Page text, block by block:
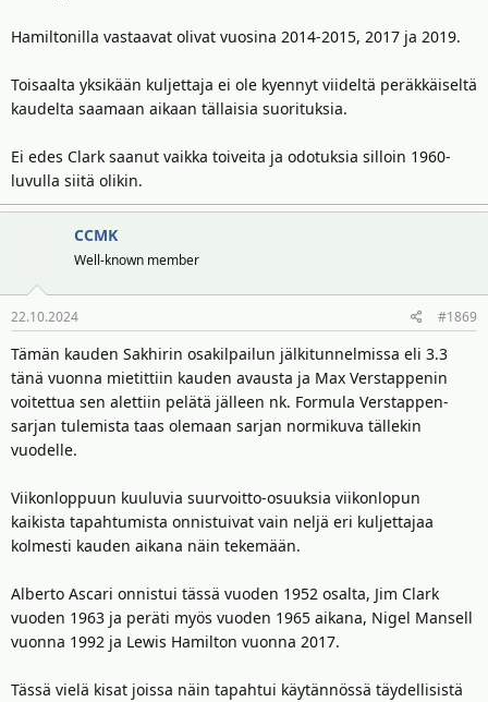
Hamiltonilla vastaavat olivat vuosina 2014-2015, 2017 ja 2019.
Toisaalta yksikään kuljettaja ei ole kyennyt viideltä peräkkäiseltä
kaudelta saamaan aikaan tällaisia suorituksia.
Ei edes Clark saanut vaikka toiveita ja odotuksia silloin 1960-
luvulla siitä olikin.
CCMK
Well-known member
22.10.2024 #1869
Tämän kauden Sakhirin osakilpailun jälkitunnelmissa eli 3.3
tänä vuonna mietittiin kauden avausta ja Max Verstappenin
voitettua sen alettiin pelätä jälleen nk. Formula Verstappen-
sarjan tulemista taas olemaan sarjan normikuva tällekin
vuodelle.
Viikonloppuun kuuluvia suurvoitto-osuuksia viikonlopun
kaikista tapahtumista onnistuivat vain neljä eri kuljettajaa
kolmesti kauden aikana näin tekemään.
Alberto Ascari onnistui tässä vuoden 1952 osalta, Jim Clark
vuoden 1963 ja peräti myös vuoden 1965 aikana, Nigel Mansell
vuonna 1992 ja Lewis Hamilton vuonna 2017.
Tässä vielä kisat joissa näin tapahtui käytännössä täydellisistä